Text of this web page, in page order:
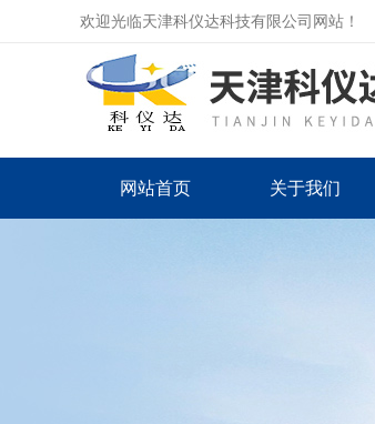
欢迎光临天津科仪达科技有限公司网站！
网站首页 关于我们